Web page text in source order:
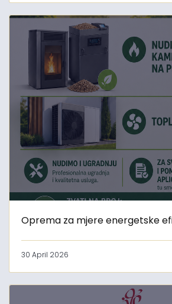
Oprema za mjere energetske
30 April 2026